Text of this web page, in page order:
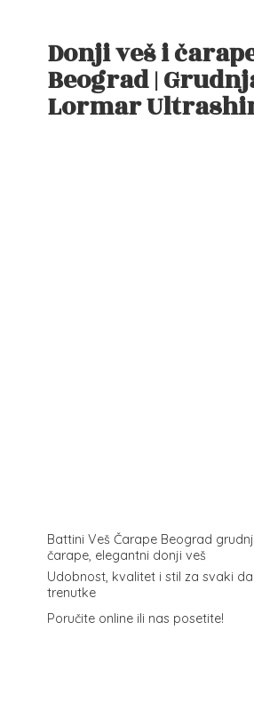
Donji veš i
Beograd |
Lormar
Battini Veš Čarape Beograd
čarape, elegantni donji veš
Udobnost, kvalitet i stil za svaki
trenutke
Poručite online ili nas posetite!